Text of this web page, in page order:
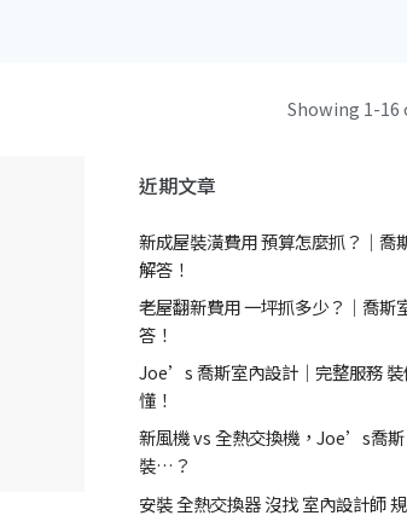
Showing 1-16
近期文章
新成屋裝潢費用 預算怎麼抓？｜喬
解答！
老屋翻新費用 一坪抓多少？｜喬斯
答！
Joe’s 喬斯室內設計｜完整服務 裝
懂！
新風機 vs 全熱交換機，Joe’s喬
裝…？
安裝 全熱交換器 沒找 室內設計師